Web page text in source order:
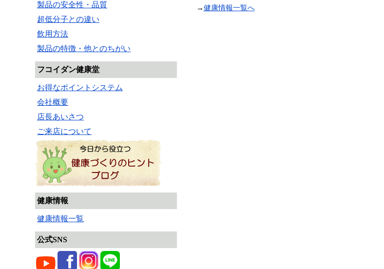
→健康情報一覧へ
製品の安全性・品質
超低分子との違い
飲用方法
製品の特徴・他とのちがい
フコイダン健康堂
お得なポイントシステム
会社概要
店長あいさつ
ご来店について
健康情報
健康情報一覧
公式SNS